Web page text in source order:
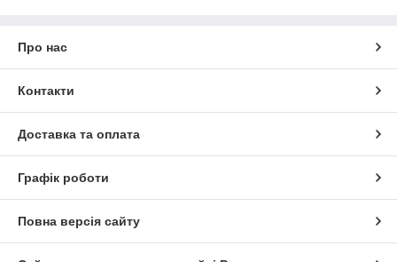
Про нас
Контакти
Доставка та оплата
Графік роботи
Повна версія сайту